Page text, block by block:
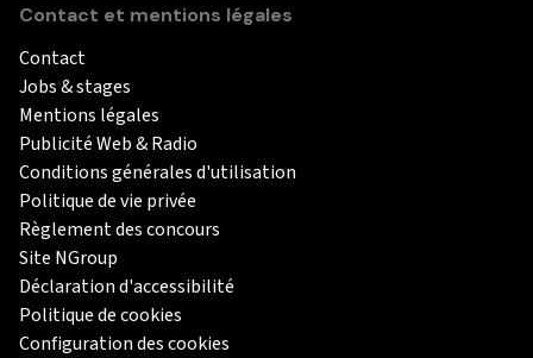
Contact et mentions légales
Contact
Jobs & stages
Mentions légales
Publicité Web & Radio
Conditions générales d'utilisation
Politique de vie privée
Règlement des concours
Site NGroup
Déclaration d'accessibilité
Politique de cookies
Configuration des cookies